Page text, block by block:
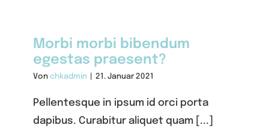
Morbi morbi bibendum
egestas praesent?
Von chkadmin 21. Januar 2021
Pellentesque in ipsum id orci porta
dapibus. Curabitur aliquet quam [...]